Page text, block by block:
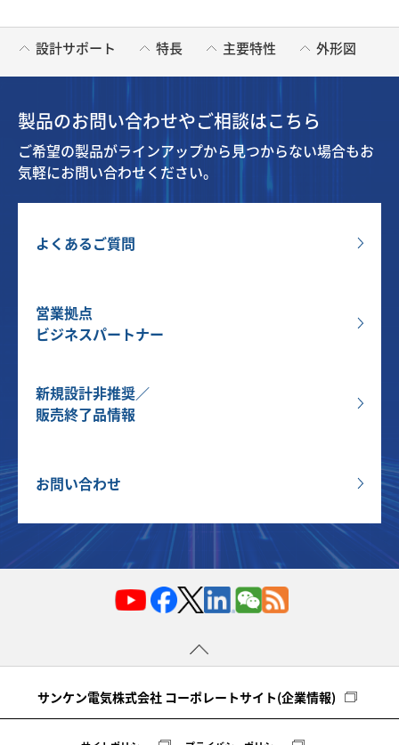
設計サポート 特長 主要特性 外形図
製品のお問い合わせやご相談はこちら
ご希望の製品がラインアップから見つからない場合もお
気軽にお問い合わせください。
よくあるご質問
営業拠点
ビジネスパートナー
新規設計非推奨／
販売終了品情報
お問い合わせ
サンケン電気株式会社 コーポレートサイト(企業情報)